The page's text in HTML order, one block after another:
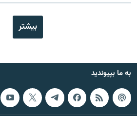
بیشتر
به ما بپیوندید